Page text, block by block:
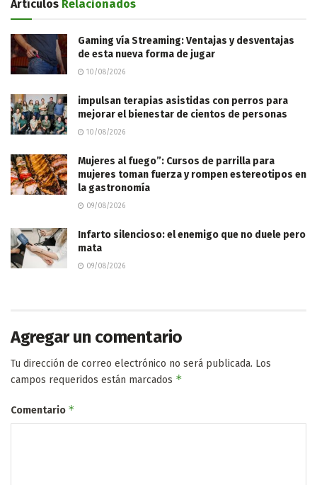
Artículos Relacionados
Gaming vía Streaming: Ventajas y desventajas
de esta nueva forma de jugar
10/08/2026
impulsan terapias asistidas con perros para
mejorar el bienestar de cientos de personas
10/08/2026
Mujeres al fuego”: Cursos de parrilla para
mujeres toman fuerza y rompen estereotipos en
la gastronomía
09/08/2026
Infarto silencioso: el enemigo que no duele pero
mata
09/08/2026
Agregar un comentario
Tu dirección de correo electrónico no será publicada. Los
campos requeridos están marcados *
Comentario *